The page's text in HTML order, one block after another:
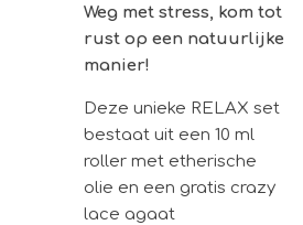
Weg met stress, kom tot
rust op een natuurlijke
manier!
Deze unieke RELAX set
bestaat uit een 10 ml
roller met etherische
olie en een gratis crazy
lace agaat